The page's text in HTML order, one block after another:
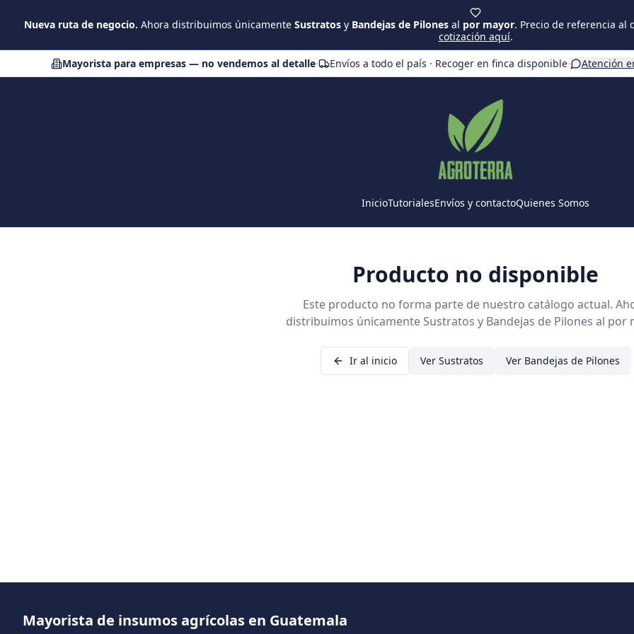
Nueva ruta de negocio. Ahora distribuimos únicamente Sustratos y Bandejas de Pilones al por mayor. Precio de referencia al
cotización aquí.
Mayorista para empresas — no vendemos al detalle· Envíos a todo el país · Recoger en finca disponible· Atención
InicioTutorialesEnvíos y contactoQuienes Somos
Producto no disponible
Este producto no forma parte de nuestro catálogo actual.
distribuimos únicamente Sustratos y Bandejas de Pilones al por
Ir al inicio Ver Sustratos Ver Bandejas de Pilones
Mayorista de insumos agrícolas en Guatemala